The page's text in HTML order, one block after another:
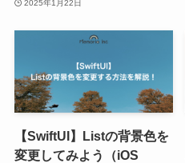
2025年1月22日
【SwiftUI】Listの背景色を
変更してみよう（iOS